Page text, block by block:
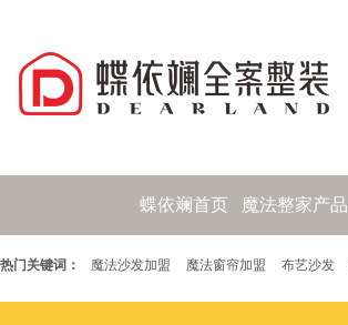
蝶依斓首页 魔法整家产品
热门关键词： 魔法沙发加盟 魔法窗帘加盟 布艺沙发